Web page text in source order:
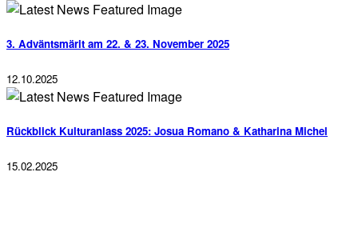
3. Adväntsmärit am 22. & 23. November 2025
12.10.2025
Rückblick Kulturanlass 2025: Josua Romano & Katharina Michel
15.02.2025